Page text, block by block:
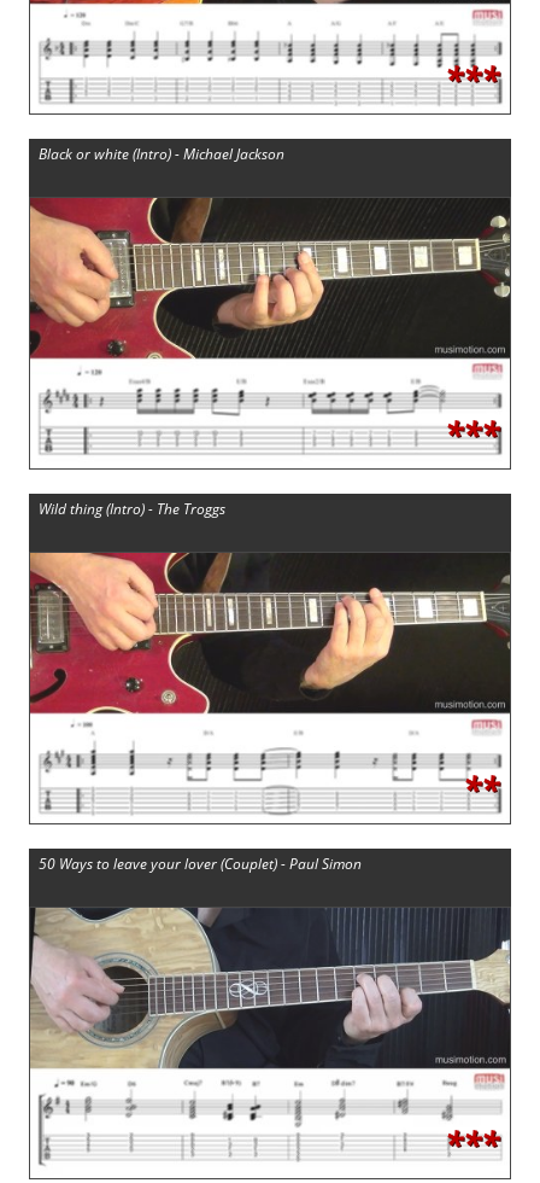
***
Black or white (Intro) - Michael Jackson
***
Wild thing (Intro) - The Troggs
**
50 Ways to leave your lover (Couplet) - Paul Simon
***